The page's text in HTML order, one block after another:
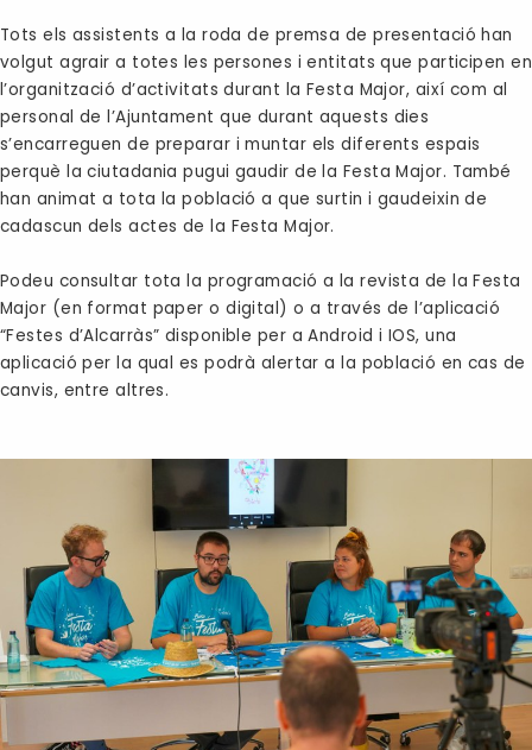
Tots els assistents a la roda de premsa de presentació han
volgut agrair a totes les persones i entitats que participen en
l’organització d’activitats durant la Festa Major, així com al
personal de l’Ajuntament que durant aquests dies
s’encarreguen de preparar i muntar els diferents espais
perquè la ciutadania pugui gaudir de la Festa Major. També
han animat a tota la població a que surtin i gaudeixin de
cadascun dels actes de la Festa Major.
Podeu consultar tota la programació a la revista de la Festa
Major (en format paper odigital) o a través de l’aplicació
“Festes d’Alcarràs” disponible per aAndroid i IOS, una
aplicació per la qual es podrà alertar a la població en cas de
canvis, entre altres.